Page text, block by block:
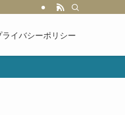
ライバシーポリシー